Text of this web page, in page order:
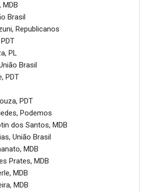
MDB
Brasil
Republicanos
PL
Brasil
PDT
PDT
Podemos
dos Santos, MDB
União Brasil
MDB
Prates, MDB
MDB
MDB